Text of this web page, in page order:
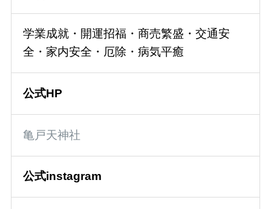
学業成就・開運招福・商売繁盛・交通安
全・家内安全・厄除・病気平癒
公式HP
亀戸天神社
公式instagram